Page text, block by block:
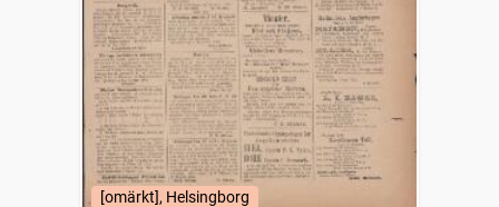
[omärkt], Helsingborg